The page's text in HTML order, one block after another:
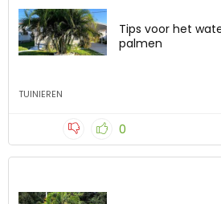
Tips voor het
palmen
TUINIEREN
0